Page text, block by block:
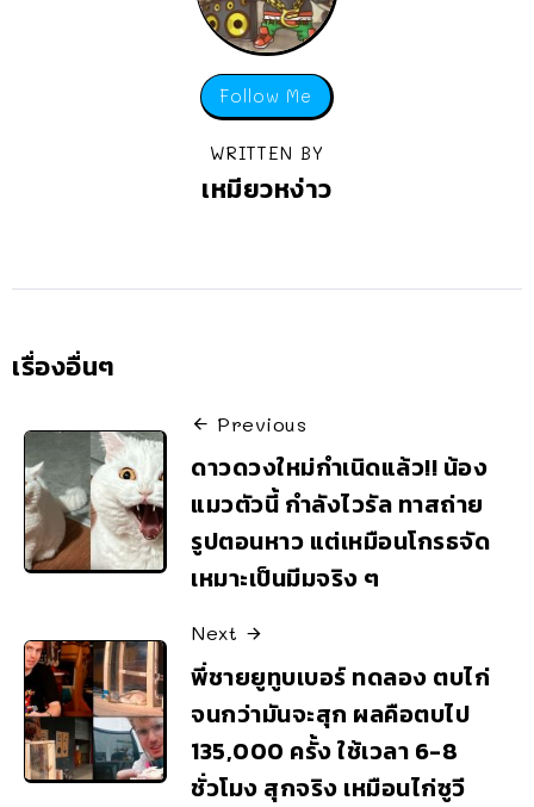
Follow Me
WRITTEN BY
เหมียวหง่าว
เรื่องอื่นๆ
Previous
ดาวดวงใหม่กำเนิดแล้ว!! น้อง
แมวตัวนี้ กำลังไวรัล ทาสถ่าย
รูปตอนหาว แต่เหมือนโกรธจัด
เหมาะเป็นมีมจริง ๆ
Next
พี่ชายยูทูบเบอร์ ทดลอง ตบไก่
จนกว่ามันจะสุก ผลคือตบไป
135,000 ครั้ง ใช้เวลา 6-8
ชั่วโมง สุกจริง เหมือนไก่ซูวี